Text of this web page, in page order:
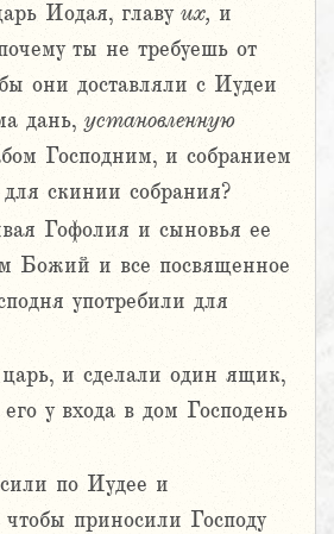
Иодая, главу их, и
ты не требуешь от
они доставляли с Иудеи
дань, установленную
Господним, и собранием
скинии собрания?
Гофолия и сыновья ее
Божий и все посвященное
употребили для
и сделали один ящик,
у входа в дом Господень
по Иудее и
приносили Господу